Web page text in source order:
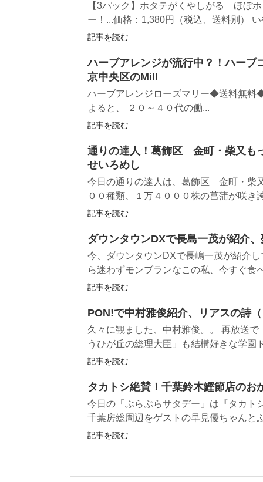
【3パック】ホタテがくやしがる ほぼ
ー！...価格：1,380円（税込、送料別） い
記事を読む
ハーブアレンジが流行中？！ハーブ
京中央区のMill
ハーブアレンジローズマリー◆送料無料
よると、 ２０～４０代の働...
記事を読む
通りの達人！葛飾区 金町・柴又も
せいろめし
今日の通りの達人は、葛飾区 金町・柴
００種類、１万４０００株の菖蒲が咲き
記事を読む
ダウンタウンDXで長島一茂が紹介
今、ダウンタウンDXで長嶋一茂が紹介
ら迷わずモンブランなこの私、今すぐ食
記事を読む
PON!で中村雅俊紹介、リアスの詩
久々に観ました、中村雅俊。。 再放送
うひが丘の総理大臣」も結構好きな学園
記事を読む
タカトシ絶賛！千葉鈴木鰹節店のお
今日の「ぶらぶらサタデー」は『タカト
千葉房総周辺をゲストの早見優ちゃんと
記事を読む